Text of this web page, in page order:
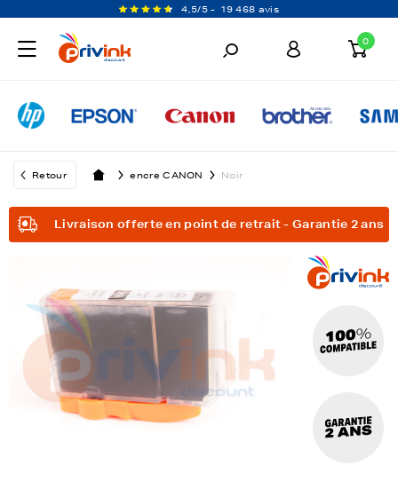
4,5/5 - 19 468 avis
0
Retour encre CANON Noir
Livraison offerte en point de retrait - Garantie 2 ans